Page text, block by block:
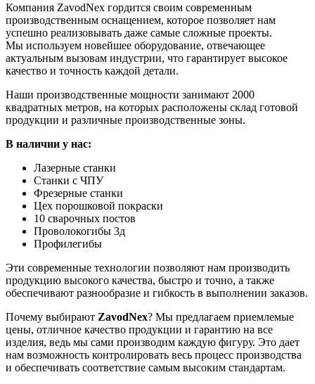
Компания ZavodNex гордится своим современным
производственным оснащением, которое позволяет нам
успешно реализовывать даже самые сложные проекты.
Мы используем новейшее оборудование, отвечающее
актуальным вызовам индустрии, что гарантирует высокое
качество и точность каждой детали.
Наши производственные мощности занимают 2000
квадратных метров, на которых расположены склад готовой
продукции и различные производственные зоны.
В наличии у нас:
Лазерные станки
Станки с ЧПУ
Фрезерные станки
Цех порошковой покраски
10 сварочных постов
Проволокогибы 3д
Профилегибы
Эти современные технологии позволяют нам производить
продукцию высокого качества, быстро и точно, а также
обеспечивают разнообразие и гибкость в выполнении заказов.
Почему выбирают ZavodNex? Мы предлагаем приемлемые
цены, отличное качество продукции и гарантию на все
изделия, ведь мы сами производим каждую фигуру. Это дает
нам возможность контролировать весь процесс производства
и обеспечивать соответствие самым высоким стандартам.